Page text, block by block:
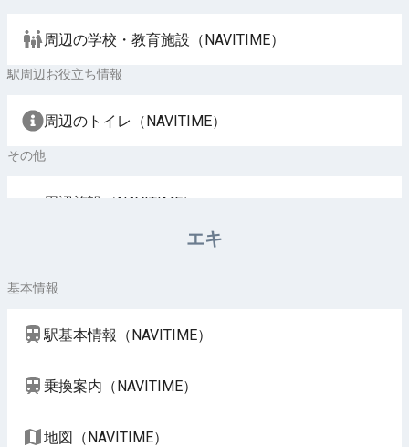
周辺の学校・教育施設（NAVITIME）
駅周辺お役立ち情報
周辺のトイレ（NAVITIME）
その他
周辺施設（NAVITIME）
エキ
基本情報
駅基本情報（NAVITIME）
乗換案内（NAVITIME）
地図（NAVITIME）